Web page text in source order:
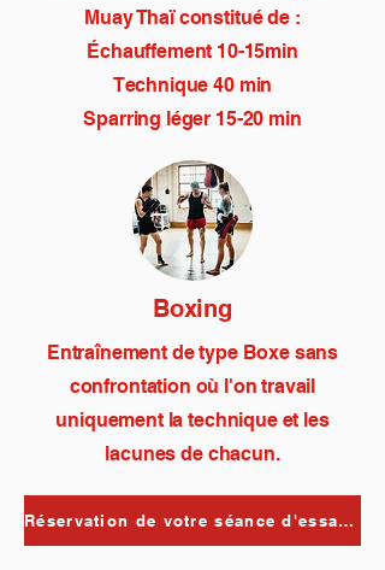
Muay Thaï constitué de :
Échauffement 10-15min
Technique 40 min
Sparring léger 15-20 min
Boxing
Entraînement de type Boxe sans
confrontation où l'on travail
uniquement la technique et les
lacunes de chacun.
Réservation de votre séance d'essai OFFERTE